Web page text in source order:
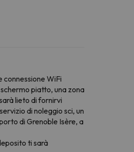
WiFi
piatto, una zona
lieto di fornirvi
di noleggio sci, un
di Grenoble Isère, a
ti sarà